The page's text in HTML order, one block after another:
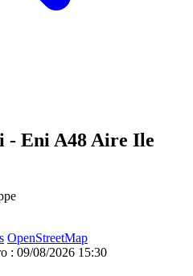
- Eni A48 Aire Ile
OpenStreetMap
: 09/08/2026 15:30